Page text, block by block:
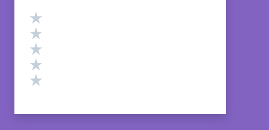
Valutazione